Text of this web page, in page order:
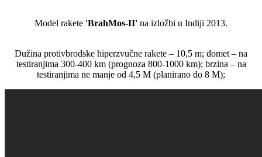
Model rakete 'BrahMos-II' na izložbi u Indiji 2013.
Dužina protivbrodske hiperzvučne rakete – 10,5 m; domet – na
testiranjima 300-400 km (prognoza 800-1000 km); brzina – na
testiranjima ne manje od 4,5 M (planirano do 8 M);